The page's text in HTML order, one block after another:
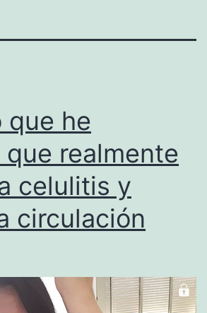
que he
realmente
celulitis y
circulación